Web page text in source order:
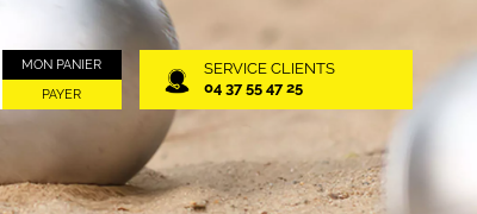
MON PANIER
PAYER
SERVICE CLIENTS
04 37 55 47 25